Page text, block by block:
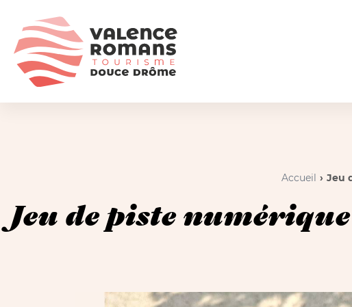
Accueil Jeu
Jeu de piste